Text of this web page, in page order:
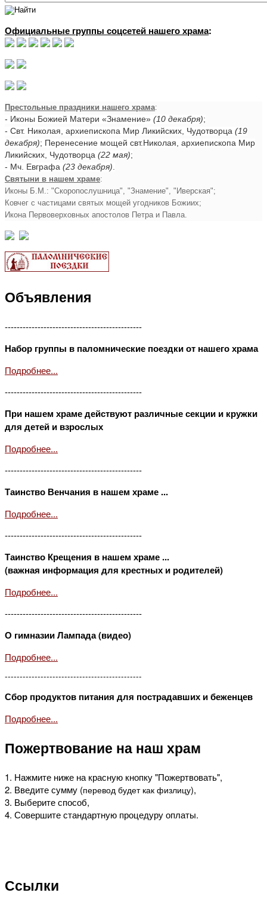
Официальные группы соцсетей нашего храма:
Престольные праздники нашего храма:
- Иконы Божией Матери «Знамение» (10 декабря);
- Свт. Николая, архиепископа Мир Ликийских, Чудотворца (19
декабря); Перенесение мощей свт.Николая, архиепископа Мир
Ликийских, Чудотворца (22 мая);
- Мч. Евграфа (23 декабря)
Святыни в нашем храме:
Иконы Б.М.: "Скоропослушница", "Знамение", "Иверская";
Ковчег с частицами святых мощей угодников Божиих;
Икона Первоверховных апостолов Петра и Павла.
Объявления
----------------------------------------------
Набор группы в паломнические поездки от нашего храма
Подробнее...
----------------------------------------------
При нашем храме действуют различные секции и кружки
для детей и взрослых
Подробнее...
----------------------------------------------
Таинство Венчания в нашем храме ...
Подробнее...
----------------------------------------------
Таинство Крещения в нашем храме ...
(важная информация для крестных и родителей)
Подробнее...
----------------------------------------------
О гимназии Лампада (видео)
Подробнее...
----------------------------------------------
Сбор продуктов питания для пострадавших и беженцев
Подробнее...
Пожертвование на наш храм
1. Нажмите ниже на красную кнопку "Пожертвовать",
2. Введите сумму (перевод будет как физлицу),
3. Выберите способ,
4. Совершите стандартную процедуру оплаты.
Ссылки